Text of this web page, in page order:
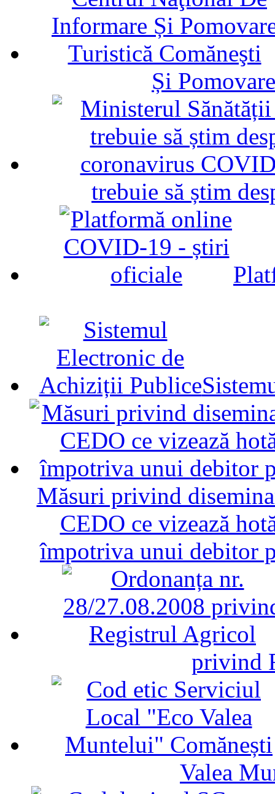
Și
trebuie să știm
Măsuri privind
CEDO ce vizează
împotriva unui debitor
privind
Valea